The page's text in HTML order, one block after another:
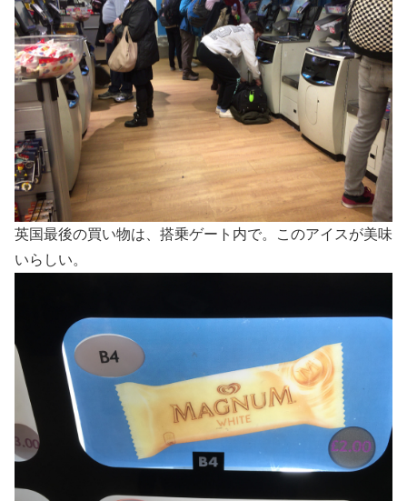
英国最後の買い物は、搭乗ゲート内で。このアイスが美味
いらしい。